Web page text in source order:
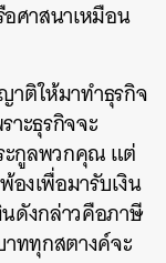
ศาสนาเหมือน
าติให้มาทำธุรกิจ
าะธุรกิจจะ
ะกูลพวกคุณ แต่
งเพื่อมารับเงิน
นดังกล่าวคือภาษี
ททุกสตางค์จะ